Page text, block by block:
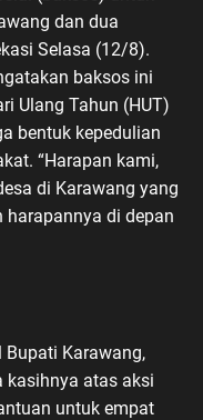
dan dua
Selasa (12/8).
baksos ini
Ulang Tahun (HUT)
bentuk kepedulian
“Harapan kami,
di Karawang yang
harapannya di depan
Bupati Karawang,
kasihnya atas aksi
untuk empat